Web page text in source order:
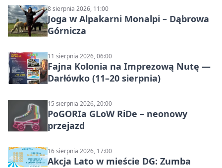
8 sierpnia 2026, 11:00
Joga w Alpakarni Monalpi – Dąbrowa
Górnicza
11 sierpnia 2026, 06:00
Fajna Kolonia na Imprezową Nutę —
Darłówko (11–20 sierpnia)
15 sierpnia 2026, 20:00
PoGORIa GLoW RiDe – neonowy
przejazd
16 sierpnia 2026, 17:00
Akcja Lato w mieście DG: Zumba